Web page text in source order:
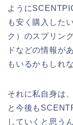
ように
も安く購入した
ク）のスプリン
ドなどの情報が
もいるかもしれ
それに私自身は
と今後も
していくと思う